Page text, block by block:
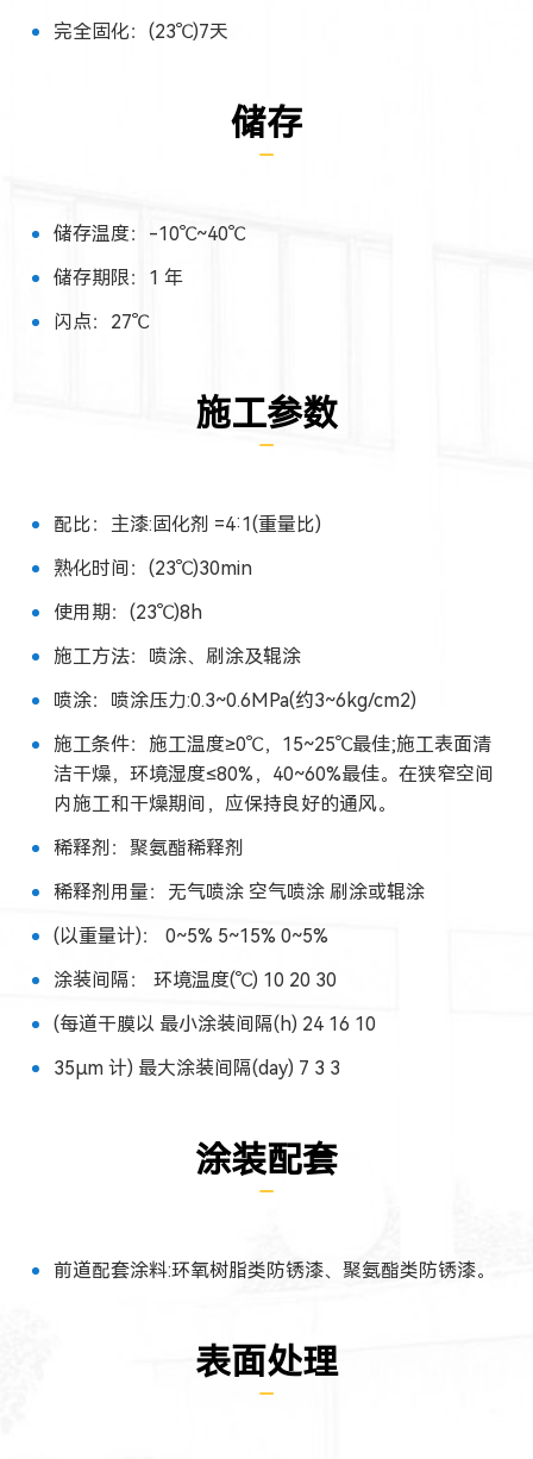
完全固化：(23℃)7天
储存
储存温度：-10℃~40℃
储存期限：1 年
闪点：27℃
施工参数
配比：主漆:固化剂 =4:1(重量比)
熟化时间：(23℃)30min
使用期：(23℃)8h
施工方法：喷涂、刷涂及辊涂
喷涂：喷涂压力:0.3~0.6MPa(约3~6kg/cm2)
施工条件：施工温度≥0℃，15~25℃最佳;施工表面清
洁干燥，环境湿度≤80%，40~60%最佳。在狭窄空间
内施工和干燥期间，应保持良好的通风。
稀释剂：聚氨酯稀释剂
稀释剂用量：无气喷涂 空气喷涂 刷涂或辊涂
(以重量计)： 0~5% 5~15% 0~5%
涂装间隔： 环境温度(℃) 10 20 30
(每道干膜以 最小涂装间隔(h) 24 16 10
35μm 计) 最大涂装间隔(day) 7 3 3
涂装配套
前道配套涂料:环氧树脂类防锈漆、聚氨酯类防锈漆。
表面处理